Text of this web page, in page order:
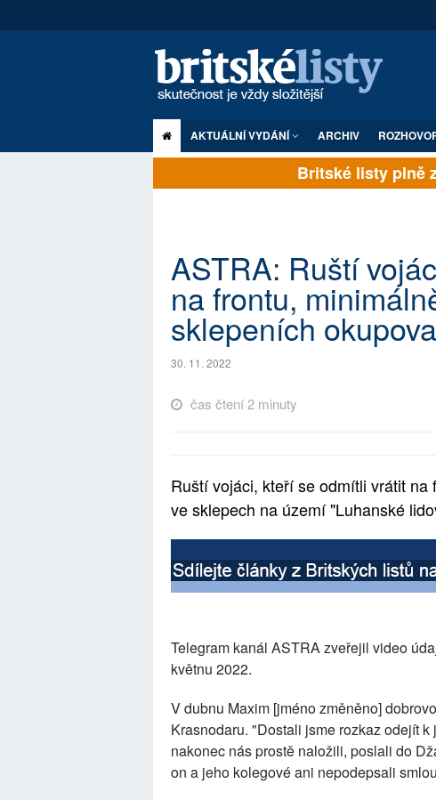
AKTUÁLNÍ VYDÁNÍ ARCHIV
Britské listy plně
ASTRA: Ruští
na frontu,
sklepeních
30. 11. 2022
čas čtení 2 minuty
Ruští vojáci, kteří se odmítli vrátit
ve sklepech na území "Luhanské
Telegram kanál ASTRA zveřejil video
květnu 2022.
V dubnu Maxim [jméno změněno]
Krasnodaru. "Dostali jsme rozkaz odejít
nakonec nás prostě naložili, poslali do
on a jeho kolegové ani nepodepsali